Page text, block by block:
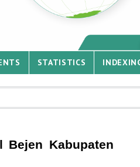
STATISTICS
Bejen Kabupaten